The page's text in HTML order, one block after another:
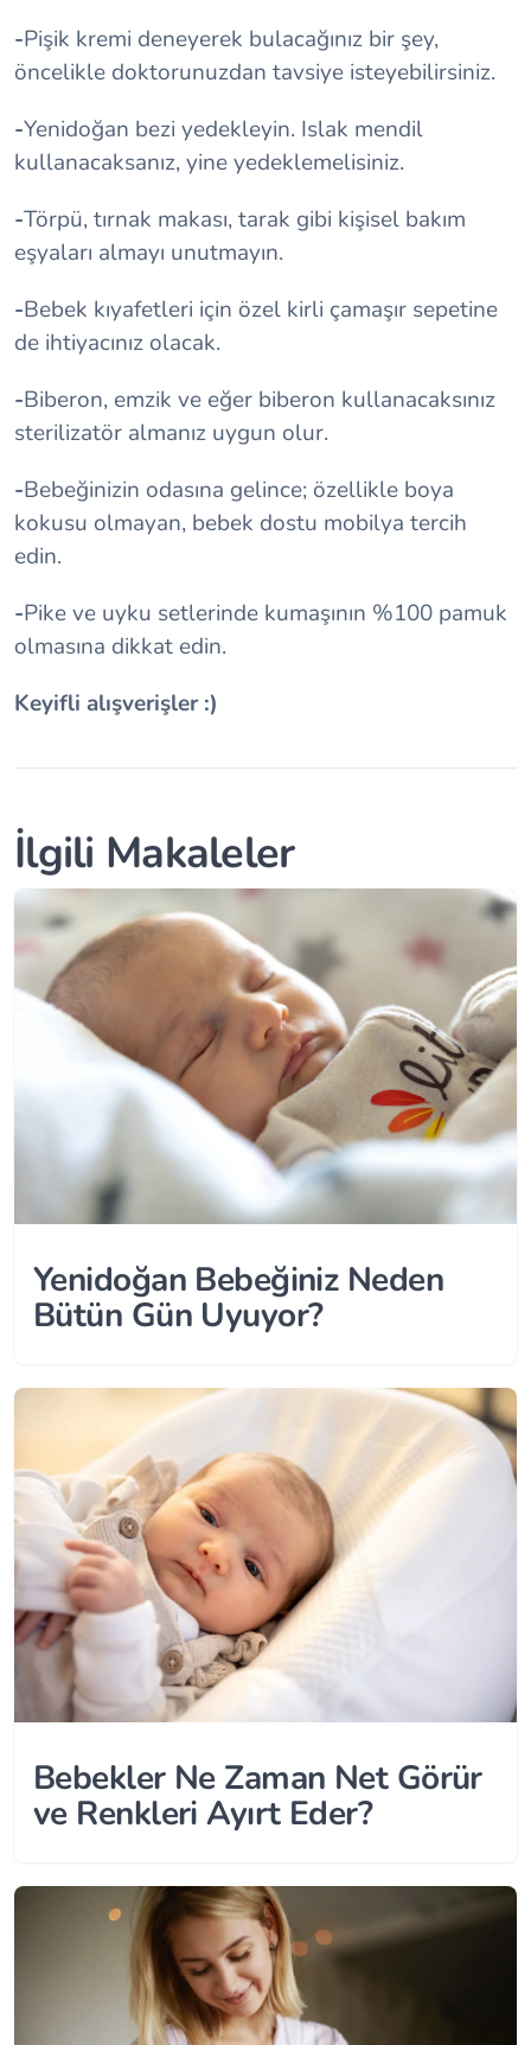
-Pişik kremi deneyerek bulacağınız bir şey,
öncelikle doktorunuzdan tavsiye isteyebilirsiniz.
-Yenidoğan bezi yedekleyin. Islak mendil
kullanacaksanız, yine yedeklemelisiniz.
-Törpü, tırnak makası, tarak gibi kişisel bakım
eşyaları almayı unutmayın.
-Bebek kıyafetleri için özel kirli çamaşır sepetine
de ihtiyacınız olacak.
-Biberon, emzik ve eğer biberon kullanacaksınız
sterilizatör almanız uygun olur.
-Bebeğinizin odasına gelince; özellikle boya
kokusu olmayan, bebek dostu mobilya tercih
edin.
-Pike ve uyku setlerinde kumaşının %100 pamuk
olmasına dikkat edin.
Keyifli alışverişler :)
İlgili Makaleler
Yenidoğan Bebeğiniz Neden
Bütün Gün Uyuyor?
Bebekler Ne Zaman Net Görür
ve Renkleri Ayırt Eder?